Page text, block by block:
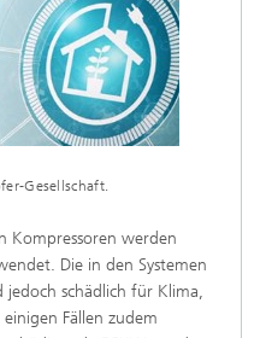
Gesellschaft.
Kompressoren werden
Die in den Systemen
schädlich für Klima,
Fällen zudem